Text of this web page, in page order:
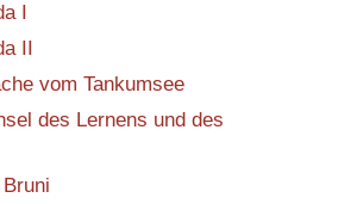
I
II
vom Tankumsee
des Lernens und des